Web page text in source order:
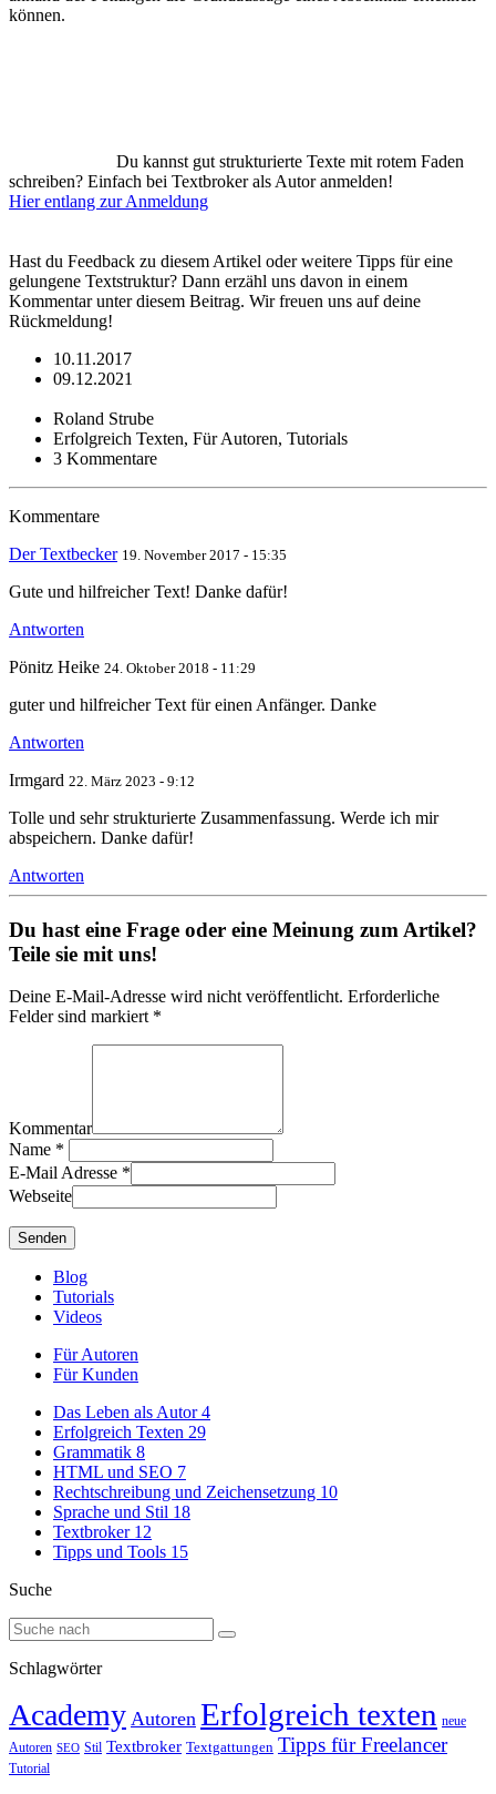
können.
Du kannst gut strukturierte Texte mit rotem Faden
schreiben? Einfach bei Textbroker als Autor anmelden!
Hier entlang zur Anmeldung
Hast du Feedback zu diesem Artikel oder weitere Tipps für eine
gelungene Textstruktur? Dann erzähl uns davon in einem
Kommentar unter diesem Beitrag. Wir freuen uns auf deine
Rückmeldung!
10.11.2017
09.12.2021
Roland Strube
Erfolgreich Texten, Für Autoren, Tutorials
3 Kommentare
Kommentare
Der Textbecker 19. November 2017 - 15:35
Gute und hilfreicher Text! Danke dafür!
Antworten
Pönitz Heike 24. Oktober 2018 - 11:29
guter und hilfreicher Text für einen Anfänger. Danke
Antworten
Irmgard 22. März 2023 - 9:12
Tolle und sehr strukturierte Zusammenfassung. Werde ich mir
abspeichern. Danke dafür!
Antworten
Du hast eine Frage oder eine Meinung zum Artikel?
Teile sie mit uns!
Deine E-Mail-Adresse wird nicht veröffentlicht. Erforderliche
Felder sind markiert *
Kommentar
Name *
E-Mail Adresse *
Webseite
Blog
Tutorials
Videos
Für Autoren
Für Kunden
Das Leben als Autor4
Erfolgreich Texten 29
Grammatik 8
HTML und SEO 7
Rechtschreibung und Zeichensetzung 10
Sprache und Stil 18
Textbroker 12
Tipps und Tools 15
Suche
Schlagwörter
Academy Autoren Erfolgreich texten neue
Autoren SEO Stil Textbroker Textgattungen Tipps für Freelancer
Tutorial